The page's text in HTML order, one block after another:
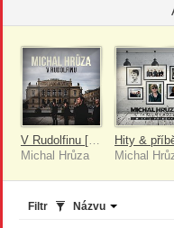
V Rudolfinu [Live]
Michal Hrůza
Hity &
Filtr Názvu